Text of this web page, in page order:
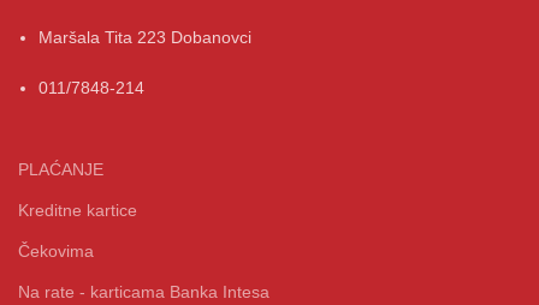
Maršala Tita 223 Dobanovci
011/7848-214
PLAĆANJE
Kreditne kartice
Čekovima
Na rate - karticama Banka Intesa